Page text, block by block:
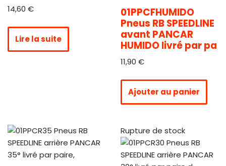
14,60 €
Lire la suite
01PPCFHUMIDO
Pneus RB SPEEDLINE
avant PANCAR
HUMIDO livré par pa
11,90 €
Ajouter au panier
Rupture de stock